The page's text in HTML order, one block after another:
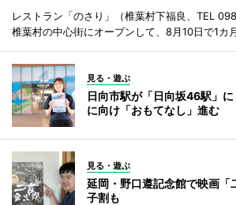
レストラン「のさり」（椎葉村下福良、TEL
椎葉村の中心街にオープンして、8月10日で1カ
見る・遊ぶ
日向市駅が「日向坂46駅」
に向け「おもてなし」進む
見る・遊ぶ
延岡・野口遵記念館で映画
子割も